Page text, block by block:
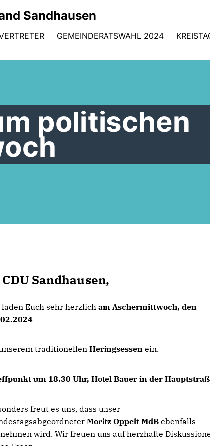
Sandhausen
GEMEINDERATSWAHL 2024
politischen
Sandhausen,
Euch sehr herzlicham Aschermittwoch, den
traditionellenHeringsessen ein.
um 18.30 Uhr, Hotel Bauer in der
freut es uns, dass unser
Moritz Oppelt MdBebenfalls
wird. Wir freuen uns auf herzhafte